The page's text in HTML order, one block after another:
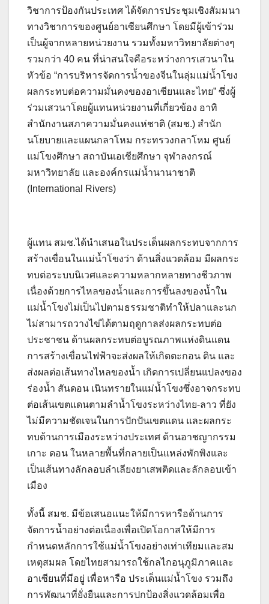
วิชาการป้องกันประเทศ ได้จัดการประชุมเชิงสัมมนา
ทางวิชาการของศูนย์อาเซียนศึกษา โดยมีผู้เข้าร่วม
เป็นผู้จากหลายหน่วยงาน รวมทั้งมหาวิทยาลัยต่างๆ
รวมกว่า 40 คน ที่น่าสนใจคือระหว่างการเสวนาใน
หัวข้อ “การบริหารจัดการน้ำของจีนในลุ่มแม่น้ำโขง
ผลกระทบต่อความมั่นคงของอาเซียนและไทย” ซึ่งผู้
ร่วมเสวนาโดยผู้แทนหน่วยงานที่เกี่ยวข้อง อาทิ
สำนักงานสภาความมั่นคงแห่ชาติ (สมช.) สำนัก
นโยบายและแผนกลาโหม กระทรวงกลาโหม ศูนย์
แม่โขงศึกษา สถาบันเอเชียศึกษา จุฬาลงกรณ์
มหาวิทยาลัย และองค์กรแม่น้ำนานาชาติ
(International Rivers)
ผู้แทน สมช.ได้นำเสนอในประเด็นผลกระทบจากการ
สร้างเขื่อนในแม่น้ำโขงว่า ด้านสิ่งแวดล้อม มีผลกระ
ทบต่อระบบนิเวศและความหลากหลายทางชีวภาพ
เนื่องด้วยการไหลของน้ำและการขึ้นลงของน้ำใน
แม่น้ำโขงไม่เป็นไปตามธรรมชาติทำให้ปลาและนก
ไม่สามารถวางไข่ได้ตามฤดูกาลส่งผลกระทบต่อ
ประชาชน ด้านผลกระทบต่อบูรณภาพแห่งดินแดน
การสร้างเขื่อนไฟฟ้าจะส่งผลให้เกิดตะกอน ดิน และ
ส่งผลต่อเส้นทางไหลของน้ำ เกิดการเปลี่ยนแปลงของ
ร่องน้ำ สันดอน เนินทรายในแม่น้ำโขงซึ่งอาจกระทบ
ต่อเส้นเขตแดนตามลำน้ำโขงระหว่างไทย-ลาว ที่ยัง
ไม่มีความชัดเจนในการปักปันเขตแดน และผลกระ
ทบด้านการเมืองระหว่างประเทศ ด้านอาชญากรรม
เกาะ ดอน ในหลายพื้นที่กลายเป็นแหล่งพักพิงและ
เป็นเส้นทางลักลอบลำเลียงยาเสพติดและลักลอบเข้า
เมือง
ทั้งนี้ สมช. มีข้อเสนอแนะให้มีการหารือด้านการ
จัดการน้ำอย่างต่อเนื่องเพื่อเปิดโอกาสให้มีการ
กำหนดหลักการใช้แม่น้ำโขงอย่างเท่าเทียมและสม
เหตุสมผล โดยไทยสามารถใช้กลไกอนุภูมิภาคและ
อาเซียนที่มีอยู่ เพื่อหารือ ประเด็นแม่น้ำโขง รวมถึง
การพัฒนาที่ยั่งยืนและการปกป้องสิ่งแวดล้อมเพื่อ